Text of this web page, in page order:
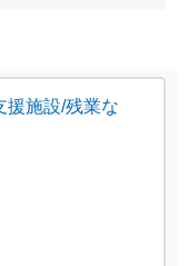
援施設/残業な